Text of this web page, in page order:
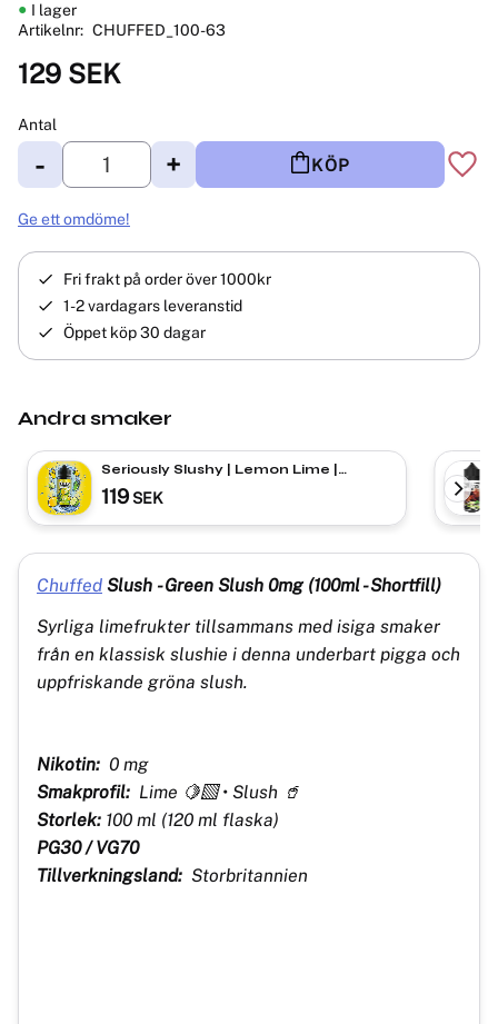
129 SEK
Antal
+
- KÖP
I lager
Artikelnr
CHUFFED_100-63
Ge ett omdöme!
Fri frakt på order över 1000kr
1-2 vardagars leveranstid
Öppet köp 30 dagar
Andra smaker
Seriously Slushy | Lemon Lime |
Shortfill
119 SEK
Chuffed Slush - Green Slush 0mg (100ml - Shortfill)
Syrliga limefrukter tillsammans med isiga smaker
från en klassisk slushie i denna underbart pigga och
uppfriskande gröna slush.
Nikotin: 0 mg
Smakprofil: Lime 🍋‍🟩 • Slush 🥤
Storlek: 100 ml (120 ml flaska)
PG30 / VG70
Tillverkningsland: Storbritannien